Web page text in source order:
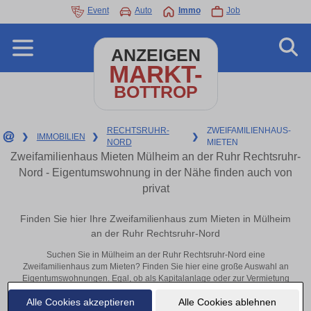
Alle Cookies akzeptieren Alle Cookies ablehnen
Event Auto Immo Job
ANZEIGEN
MARKT-
BOTTROP
❯ IMMOBILIEN ❯
RECHTSRUHR-
NORD
❯
ZWEIFAMILIENHAUS-
MIETEN
Zweifamilienhaus Mieten Mülheim an der Ruhr Rechtsruhr-
Nord - Eigentumswohnung in der Nähe finden auch von
privat
Finden Sie hier Ihre Zweifamilienhaus zum Mieten in Mülheim
an der Ruhr Rechtsruhr-Nord
Suchen Sie in Mülheim an der Ruhr Rechtsruhr-Nord eine
Zweifamilienhaus zum Mieten? Finden Sie hier eine große Auswahl an
Eigentumswohnungen. Egal, ob als Kapitalanlage oder zur Vermietung
– hier finden Sie Ihre Immobilie in Mülheim an der Ruhr Rechtsruhr-
Nord oder in der Nähe.